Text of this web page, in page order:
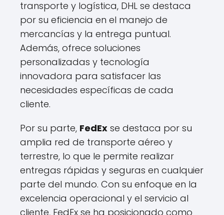
transporte y logística, DHL se destaca
por su eficiencia en el manejo de
mercancías y la entrega puntual.
Además, ofrece soluciones
personalizadas y tecnología
innovadora para satisfacer las
necesidades específicas de cada
cliente.
Por su parte, FedEx se destaca por su
amplia red de transporte aéreo y
terrestre, lo que le permite realizar
entregas rápidas y seguras en cualquier
parte del mundo. Con su enfoque en la
excelencia operacional y el servicio al
cliente, FedEx se ha posicionado como